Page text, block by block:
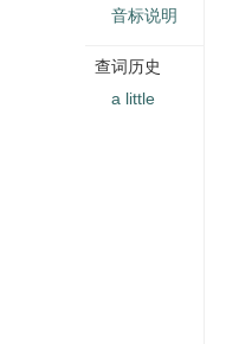
音标说明
查词历史
a little